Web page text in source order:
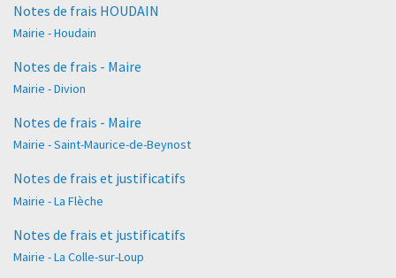
Notes de frais HOUDAIN
Mairie - Houdain
Notes de frais - Maire
Mairie - Divion
Notes de frais - Maire
Mairie - Saint-Maurice-de-Beynost
Notes de frais et justificatifs
Mairie - La Flèche
Notes de frais et justificatifs
Mairie - La Colle-sur-Loup